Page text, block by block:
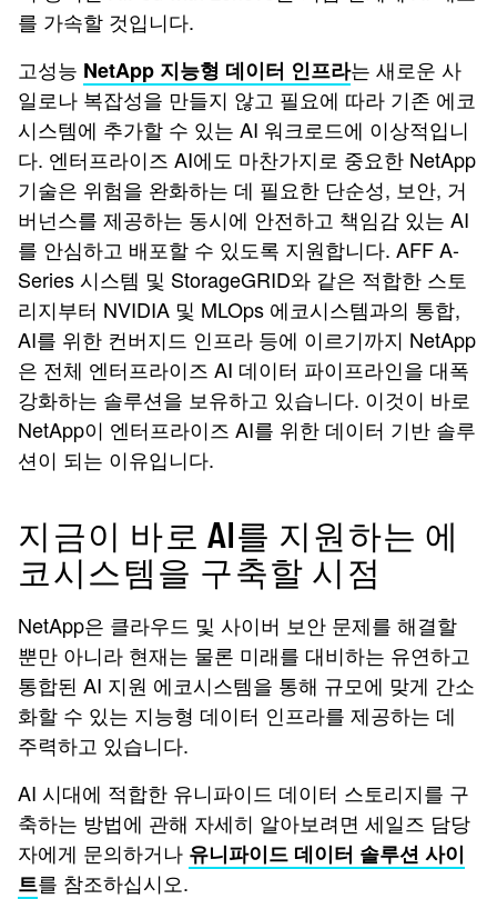
를 가속할 것입니다.
고성능 NetApp 지능형 데이터 인프라는 새로운 사
일로나 복잡성을 만들지 않고 필요에 따라 기존 에코
시스템에 추가할 수 있는 AI 워크로드에 이상적입니
다. 엔터프라이즈 AI에도 마찬가지로 중요한 NetApp
기술은 위험을 완화하는 데 필요한 단순성, 보안, 거
버넌스를 제공하는 동시에 안전하고 책임감 있는 AI
를 안심하고 배포할 수 있도록 지원합니다. AFF A-
Series 시스템 및 StorageGRID와 같은 적합한 스토
리지부터 NVIDIA 및 MLOps 에코시스템과의 통합,
AI를 위한 컨버지드 인프라 등에 이르기까지 NetApp
은 전체 엔터프라이즈 AI 데이터 파이프라인을 대폭
강화하는 솔루션을 보유하고 있습니다. 이것이 바로
NetApp이 엔터프라이즈 AI를 위한 데이터 기반 솔루
션이 되는 이유입니다.
지금이 바로 AI를 지원하는 에
코시스템을 구축할 시점
NetApp은 클라우드 및 사이버 보안 문제를 해결할
뿐만 아니라 현재는 물론 미래를 대비하는 유연하고
통합된 AI 지원 에코시스템을 통해 규모에 맞게 간소
화할 수 있는 지능형 데이터 인프라를 제공하는 데
주력하고 있습니다.
AI 시대에 적합한 유니파이드 데이터 스토리지를 구
축하는 방법에 관해 자세히 알아보려면 세일즈 담당
자에게 문의하거나 유니파이드 데이터 솔루션 사이
트를 참조하십시오.